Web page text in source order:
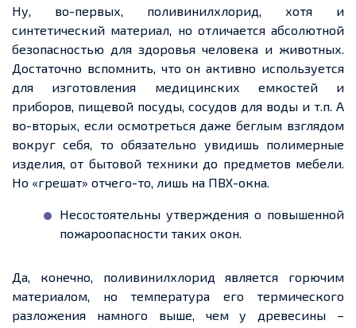
Ну, во-первых, поливинилхлорид, хотя и
синтетический материал, но отличается абсолютной
безопасностью для здоровья человека и животных.
Достаточно вспомнить, что он активно используется
для изготовления медицинских емкостейи
приборов, пищевой посуды, сосудов для воды и т.п. А
во-вторых, если осмотреться даже беглым взглядом
вокруг себя, то обязательно увидишь полимерные
изделия, от бытовой техники до предметов мебели.
Но «грешат» отчего-то, лишь на ПВХ-окна.
Несостоятельны утверждения о повышенной
пожароопасности таких окон.
Да, конечно, поливинилхлорид является горючим
материалом, но температура его термического
разложения намного выше, чем у древесины –